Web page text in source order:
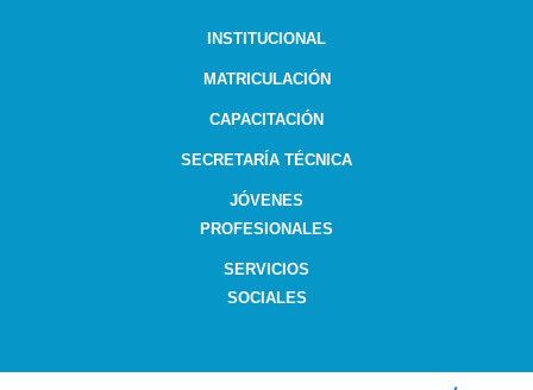
INSTITUCIONAL
MATRICULACIÓN
CAPACITACIÓN
SECRETARÍA TÉCNICA
JÓVENES
PROFESIONALES
SERVICIOS
SOCIALES